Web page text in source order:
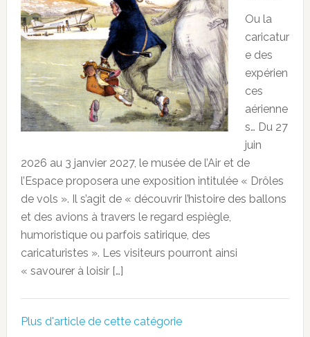
Ou la
caricatur
e des
expérien
ces
aérienne
s… Du 27
juin
2026 au 3 janvier 2027, le musée de l’Air et de
l’Espace proposera une exposition intitulée « Drôles
de vols ». Il s’agit de « découvrir l’histoire des ballons
et des avions à travers le regard espiègle,
humoristique ou parfois satirique, des
caricaturistes ». Les visiteurs pourront ainsi
« savourer à loisir […]
Plus d'article de cette catégorie